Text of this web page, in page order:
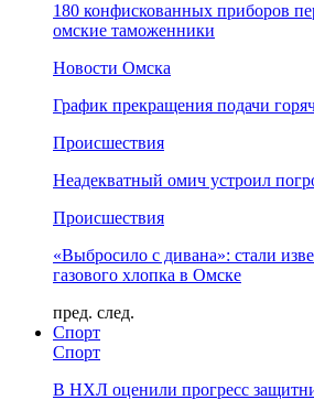
180 конфискованных приборов
омские таможенники
Новости Омска
График прекращения подачи
Происшествия
Неадекватный омич устроил
Происшествия
«Выбросило с дивана»: стали
газового хлопка в Омске
пред. след.
Спорт
Спорт
В НХЛ оценили прогресс